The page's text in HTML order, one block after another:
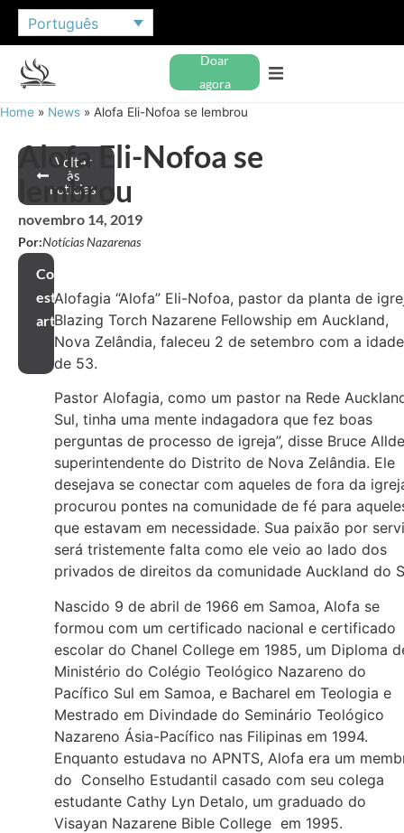
Português
Doar
agora
Home » News » Alofa Eli-Nofoa se lembrou
Voltar
às
notícias
Alofa Eli-Nofoa se
lembrou
novembro 14, 2019
Por:Notícias Nazarenas
Compartilhar
este
artigo
Alofagia “Alofa” Eli-Nofoa, pastor da planta de
Blazing Torch Nazarene Fellowship em Auckland,
Nova Zelândia, faleceu 2 de setembro com a idade
de 53.
Pastor Alofagia, como um pastor na Rede
Sul, tinha uma mente indagadora que fez boas
perguntas de processo de igreja”, disse Bruce
superintendente do Distrito de Nova Zelândia. Ele
desejava se conectar com aqueles de fora da
procurou pontes na comunidade de fé para
que estavam em necessidade. Sua paixão por
será tristemente falta como ele veio ao lado dos
privados de direitos da comunidade Auckland do
Nascido 9 de abril de 1966 em Samoa, Alofa se
formou com um certificado nacional e certificado
escolar do Chanel College em 1985, um Diploma
Ministério do Colégio Teológico Nazareno do
Pacífico Sul em Samoa, e Bacharel em Teologia e
Mestrado em Divindade do Seminário Teológico
Nazareno Ásia-Pacífico nas Filipinas em 1994.
Enquanto estudava no APNTS, Alofa era um
do Conselho Estudantil casado com seu colega
estudante Cathy Lyn Detalo, um graduado do
Visayan Nazarene Bible College em 1995.